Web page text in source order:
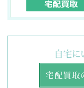
自宅に
宅配買取